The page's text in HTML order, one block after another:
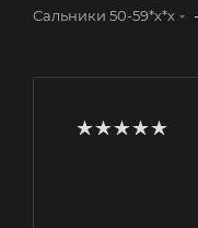
Сальники 50-59*х*х